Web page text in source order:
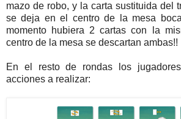
mazo de robo, y la carta sustituida del
se deja en el centro de la mesa
momento hubiera 2 cartas con la
centro de la mesa se descartan ambas!!
En el resto de rondas los
acciones a realizar: